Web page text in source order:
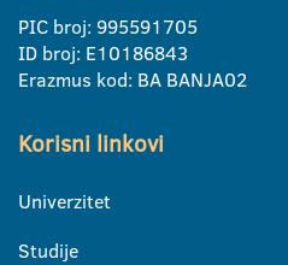
PIC broj: 995591705
ID broj: E10186843
Erazmus kod: BA BANJA02
Korisni linkovi
Univerzitet
Studije